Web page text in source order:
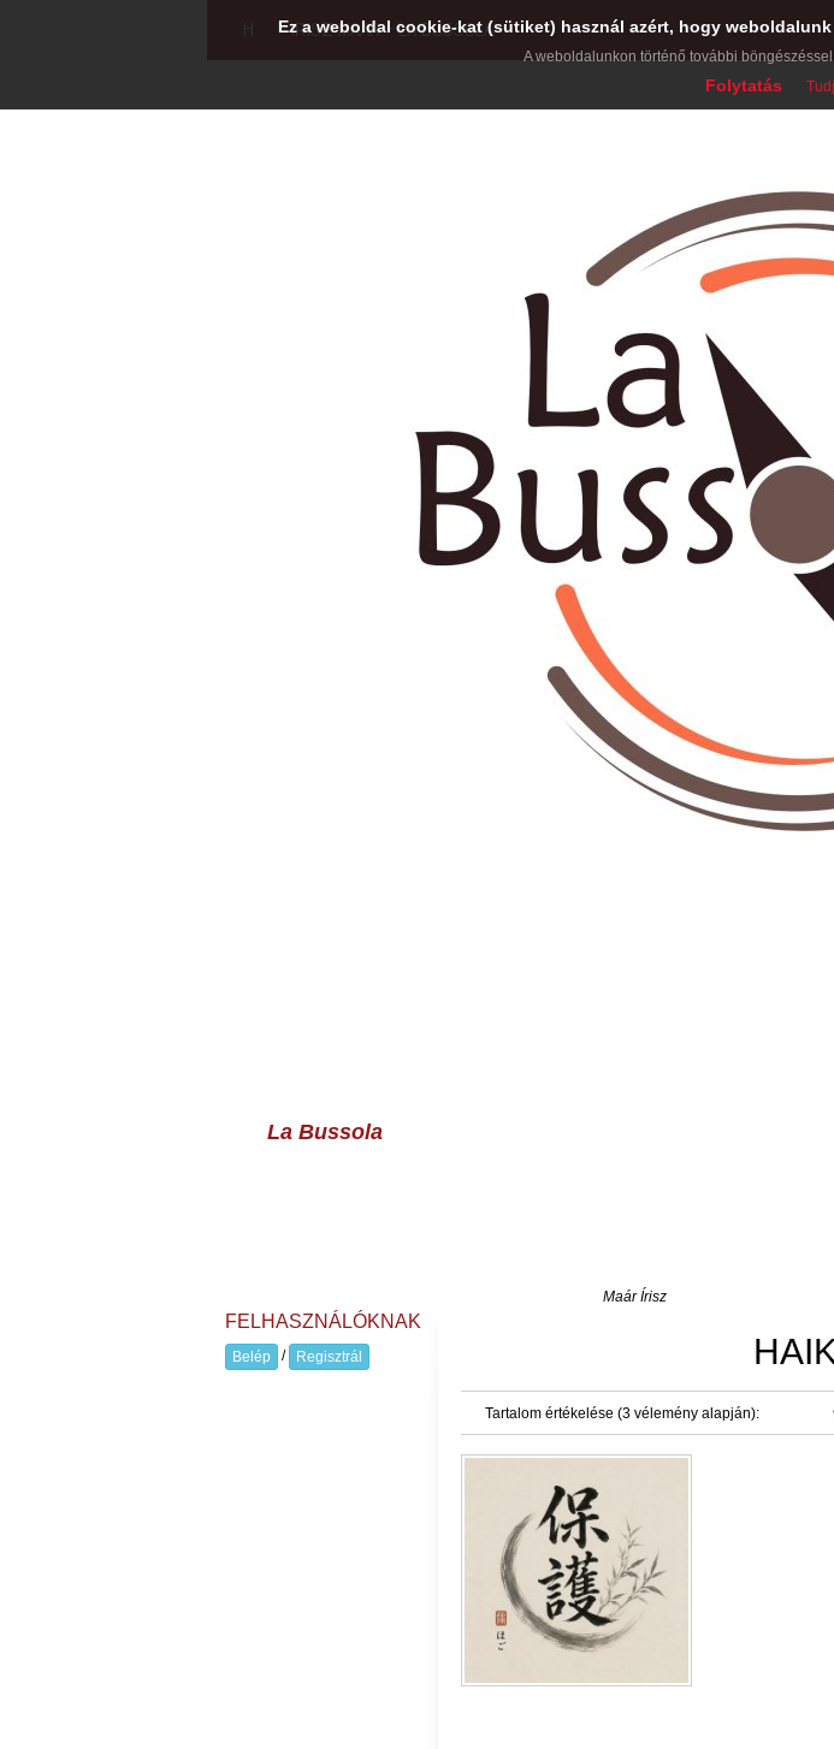
IRISZ MAAR - LA BUSSOLA
La Bussola
Maár Írisz
Tartalom értékelése (3 vélemény alapján):
FELHASZNÁLÓKNAK
Belép / Regisztrál
Ez a weboldal cookie-kat (sütiket) használ azért, hogy
A weboldalunkon történő további
Folytatás